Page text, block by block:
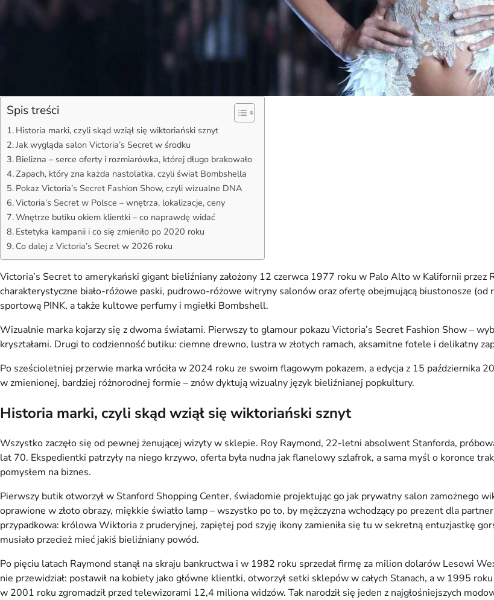
Spis treści
Historia marki, czyli skąd wziął się wiktoriański sznyt
Jak wygląda salon Victoria’s Secret w środku
Bielizna – serce oferty i rozmiarówka, której długo brakowało
Zapach, który zna każda nastolatka, czyli świat Bombshella
Pokaz Victoria’s Secret Fashion Show, czyli wizualne DNA
Victoria’s Secret w Polsce – wnętrza, lokalizacje, ceny
Wnętrze butiku okiem klientki – co naprawdę widać
Estetyka kampanii i co się zmieniło po 2020 roku
Co dalej z Victoria’s Secret w 2026 roku
Victoria’s Secret to amerykański gigant bieliźniany założony 12 czerwca 1977 roku w Palo Alto w Kalifornii przez
charakterystyczne biało-różowe paski, pudrowo-różowe witryny salonów oraz ofertę obejmującą biustonosze
sportową PINK, a także kultowe perfumy i mgiełki Bombshell.
Wizualnie marka kojarzy się z dwoma światami. Pierwszy to glamour pokazu Victoria’s Secret Fashion Show –
kryształami. Drugi to codzienność butiku: ciemne drewno, lustra w złotych ramach, aksamitne fotele i delikatny
Po sześcioletniej przerwie marka wróciła w 2024 roku ze swoim flagowym pokazem, a edycja z 15 października
w zmienionej, bardziej różnorodnej formie – znów dyktują wizualny język bieliźnianej popkultury.
Historia marki, czyli skąd wziął się wiktoriański sznyt
Wszystko zaczęło się od pewnej żenującej wizyty w sklepie. Roy Raymond, 22-letni absolwent Stanforda,
lat 70. Ekspedientki patrzyły na niego krzywo, oferta była nudna jak flanelowy szlafrok, a sama myśl o koronce
pomysłem na biznes.
Pierwszy butik otworzył w Stanford Shopping Center, świadomie projektując go jak prywatny salon zamożnego
oprawione w złoto obrazy, miękkie światło lamp – wszystko po to, by mężczyzna wchodzący po prezent dla
przypadkowa: królowa Wiktoria z pruderyjnej, zapiętej pod szyję ikony zamieniła się tu w sekretną entuzjastkę
musiało przecież mieć jakiś bieliźniany powód.
Po pięciu latach Raymond stanął na skraju bankructwa i w 1982 roku sprzedał firmę za milion dolarów Lesowi
nie przewidział: postawił na kobiety jako główne klientki, otworzył setki sklepów w całych Stanach, a w 1995
w 2001 roku zgromadził przed telewizorami 12,4 miliona widzów. Tak narodził się jeden z najgłośniejszych